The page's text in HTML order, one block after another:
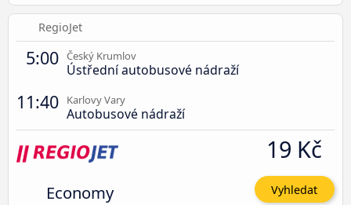
RegioJet
5:00 Český Krumlov
Ústřední autobusové nádraží
11:40 Karlovy Vary
Autobusové nádraží
Economy
19 Kč
Vyhledat